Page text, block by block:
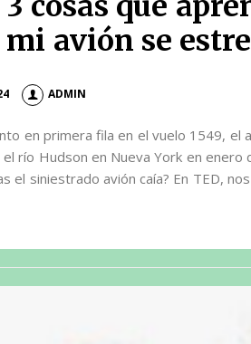
avión se
ADMIN
en primera fila en el vuelo 1549, el
río Hudson en Nueva York en enero
el siniestrado avión caía? En TED,